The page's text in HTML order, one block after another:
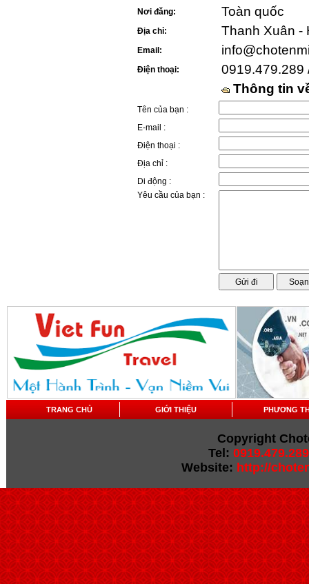
Nơi đăng: Toàn quốc
Địa chỉ: Thanh Xuân -
Email:
Điện thoại:
0919.479.289
Thông tin
Tên của bạn :
E-mail :
Điện thoại :
Địa chỉ :
Di động :
Yêu cầu của bạn :
TRANG CHỦ GIỚI THIỆU PHƯƠNG
Copyright
Tel: 0919.479.289
Website: http://